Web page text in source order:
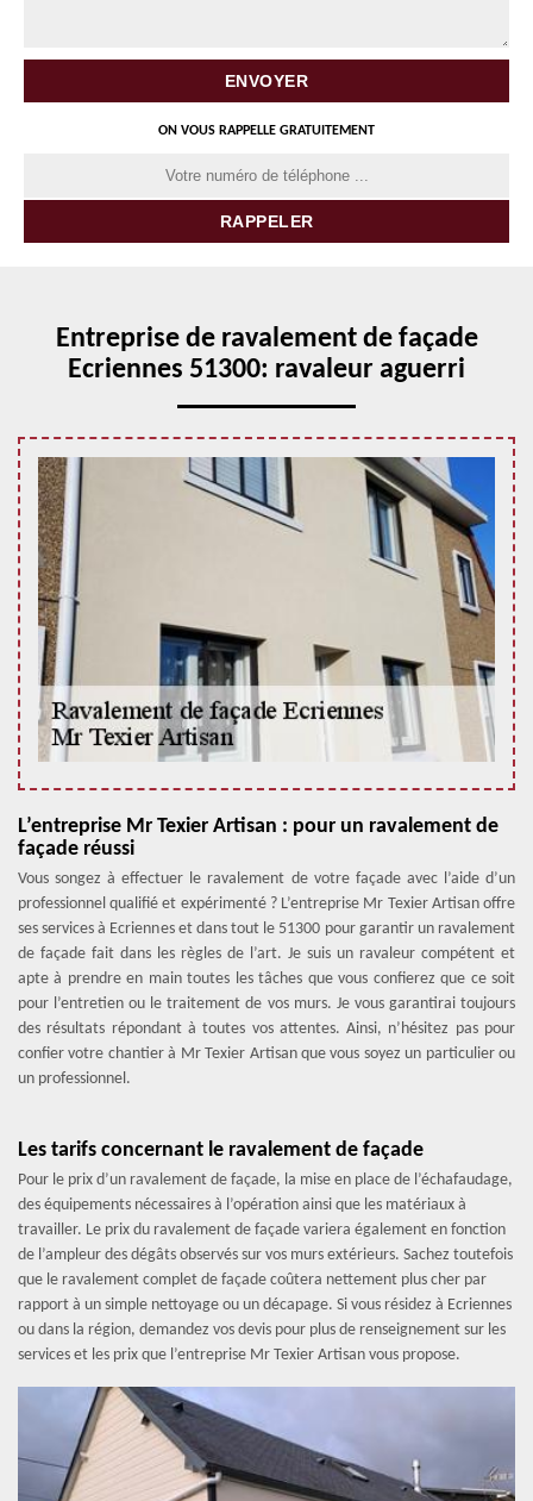
ON VOUS RAPPELLE GRATUITEMENT
Entreprise de ravalement de façade
Ecriennes 51300: ravaleur aguerri
L’entreprise Mr Texier Artisan : pour un ravalement de
façade réussi
Vous songez à effectuer le ravalement de votre façade avec l’aide d’un
professionnel qualifié et expérimenté ? L’entreprise Mr Texier Artisan offre
ses services à Ecriennes et dans tout le 51300 pour garantir un ravalement
de façade fait dans les règles de l’art. Je suis un ravaleur compétent et
apte à prendre en main toutes les tâches que vous confierez que ce soit
pour l’entretien ou le traitement de vos murs. Je vous garantirai toujours
des résultats répondant à toutes vos attentes. Ainsi, n’hésitez pas pour
confier votre chantier à Mr Texier Artisan que vous soyez un particulier ou
un professionnel.
Les tarifs concernant le ravalement de façade
Pour le prix d’un ravalement de façade, la mise en place de l’échafaudage,
des équipements nécessaires à l’opération ainsi que les matériaux à
travailler. Le prix du ravalement de façade variera également en fonction
de l’ampleur des dégâts observés sur vos murs extérieurs. Sachez toutefois
que le ravalement complet de façade coûtera nettement plus cher par
rapport à un simple nettoyage ou un décapage. Si vous résidez à Ecriennes
ou dans la région, demandez vos devis pour plus de renseignement sur les
services et les prix que l’entreprise Mr Texier Artisan vous propose.